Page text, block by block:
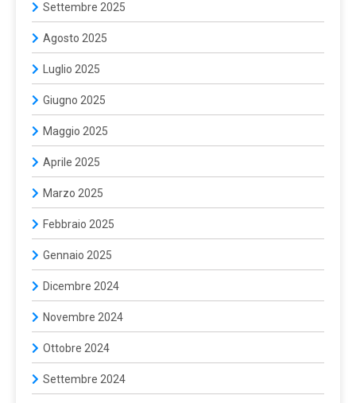
Settembre 2025
Agosto 2025
Luglio 2025
Giugno 2025
Maggio 2025
Aprile 2025
Marzo 2025
Febbraio 2025
Gennaio 2025
Dicembre 2024
Novembre 2024
Ottobre 2024
Settembre 2024